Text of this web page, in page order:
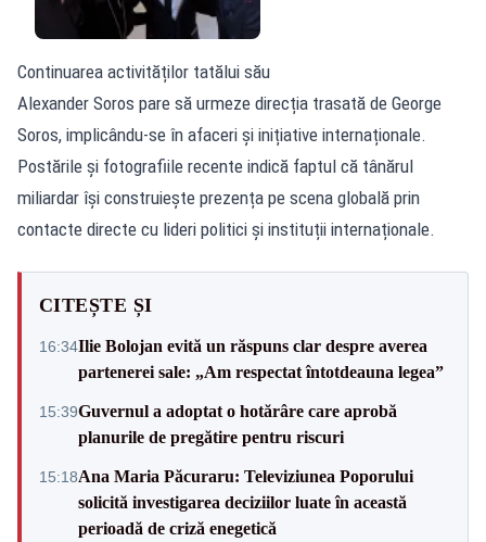
Continuarea activităților tatălui său
Alexander Soros pare să urmeze direcția trasată de George
Soros, implicându-se în afaceri și inițiative internaționale.
Postările și fotografiile recente indică faptul că tânărul
miliardar își construiește prezența pe scena globală prin
contacte directe cu lideri politici și instituții internaționale.
CITEȘTE ȘI
16:34Ilie Bolojan evită un răspuns clar despre averea
partenerei sale: „Am respectat întotdeauna legea”
15:39Guvernul a adoptat o hotărâre care aprobă
planurile de pregătire pentru riscuri
15:18Ana Maria Păcuraru: Televiziunea Poporului
solicită investigarea deciziilor luate în această
perioadă de criză enegetică